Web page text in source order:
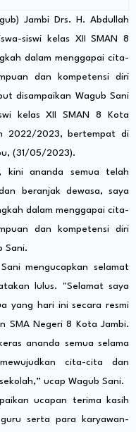
Jambi Drs. H. Abdullah
siswi kelas XII SMAN 8
dalam menggapai cita-
dan kompetensi diri
disampaikan Wagub Sani
kelas XII SMAN 8 Kota
2022/2023, bertempat di
(31/05/2023).
kini ananda semua telah
beranjak dewasa, saya
dalam menggapai cita-
dan kompetensi diri
Sani.
mengucapkan selamat
lulus. "Selamat saya
yang hari ini secara resmi
SMA Negeri 8 Kota Jambi.
ananda semua selama
cita-cita dan
ucap Wagub Sani.
ucapan terima kasih
serta para karyawan-